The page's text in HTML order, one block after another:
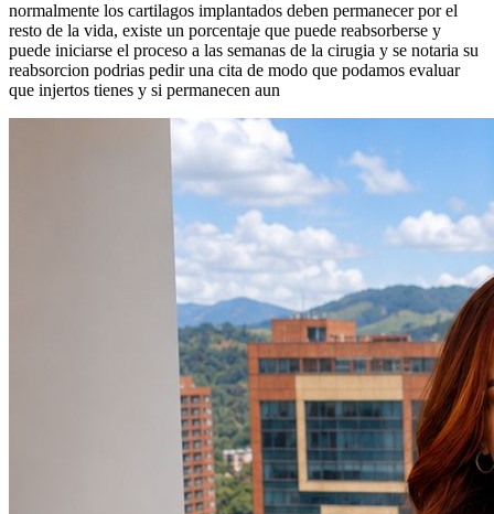
normalmente los cartilagos implantados deben permanecer por el
resto de la vida, existe un porcentaje que puede reabsorberse y
puede iniciarse el proceso a las semanas de la cirugia y se notaria su
reabsorcion podrias pedir una cita de modo que podamos evaluar
que injertos tienes y si permanecen aun